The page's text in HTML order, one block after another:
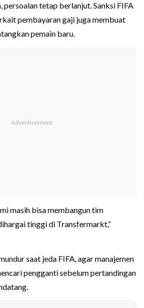
persoalan tetap berlanjut. Sanksi FIFA
pembayaran gaji juga membuat
pemain baru.
masih bisa membangun tim
tinggi di Transfermarkt,”
saat jeda FIFA, agar manajemen
pengganti sebelum pertandingan